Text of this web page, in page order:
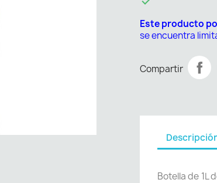
Este producto
se encuentra
Compartir
Botella de 1L